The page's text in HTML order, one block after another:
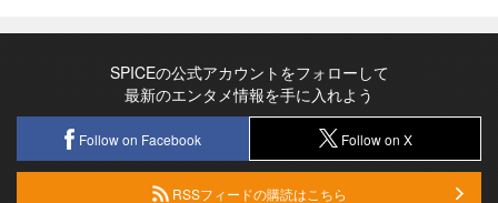
SPICEの公式アカウントをフォローして
最新のエンタメ情報を手に入れよう
Follow on Facebook Follow on X
RSSフィードの購読はこちら